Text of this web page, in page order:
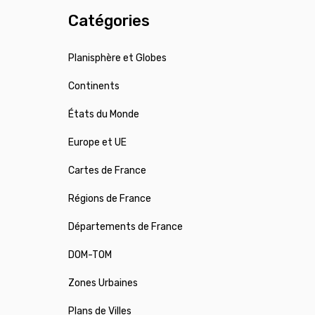
Catégories
Planisphère et Globes
Continents
États du Monde
Europe et UE
Cartes de France
Régions de France
Départements de France
DOM-TOM
Zones Urbaines
Plans de Villes